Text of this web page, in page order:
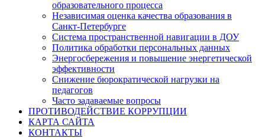
образовательного процесса
Независимая оценка качества образования в
Санкт-Петербурге
Система пространственной навигации в ДОУ
Политика обработки персональных данных
Энергосбережения и повышение энергетической
эффективности
Снижение бюрократической нагрузки на
педагогов
Часто задаваемые вопросы
ПРОТИВОДЕЙСТВИЕ КОРРУПЦИИ
КАРТА САЙТА
КОНТАКТЫ